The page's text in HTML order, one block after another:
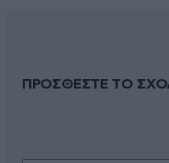
ΠΡΟΣΘΕΣΤΕ ΤΟ